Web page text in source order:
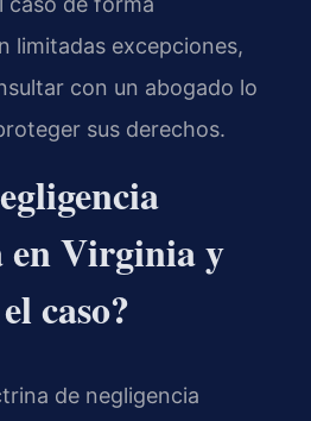
limitadas excepciones,
con un abogado lo
sus derechos.
Virginia y
caso?
de negligencia